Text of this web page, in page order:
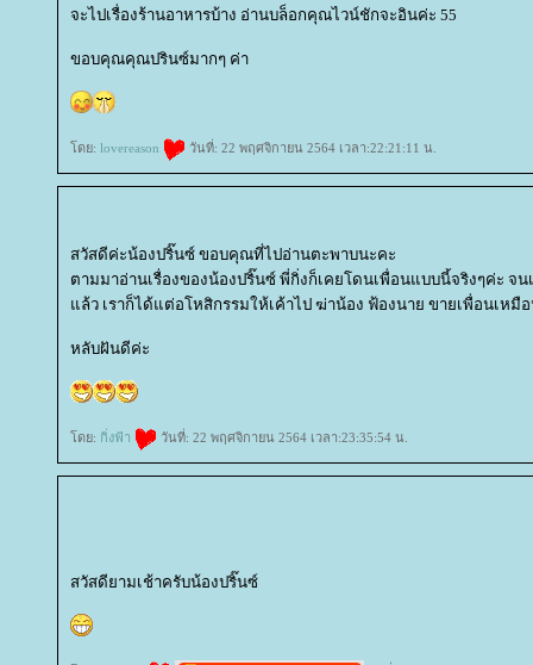
จะไปเรื่องร้านอาหารบ้าง อ่านบล็อกคุณไวน์ชักจะอินค่ะ 55
ขอบคุณคุณปรินซ์มากๆ ค่า
ดย: lovereason วันที่: 22 พฤศจิกายน 2564 เวลา:22:21:11 น.
สวัสดีค่ะน้องปริ๊นซ์ ขอบคุณที่ไปอ่านตะพาบนะคะ
ตามมาอ่านเรื่องของน้องปริ๊นซ์ พี่กิ่งก็เคยโดนเพื่อนแบบนี้จริงๆค่ะ จน
ล้ว เราก็ได้แต่อโหสิกรรมให้เค้าไป ฆ่าน้อง ฟ้องนาย ขายเพื่อนเหมือ
หลับฝันดีค่ะ
ดย: กิ่งฟ้า วันที่: 22 พฤศจิกายน 2564 เวลา:23:35:54 น.
สวัสดียามเช้าครับน้องปริ๊นซ์